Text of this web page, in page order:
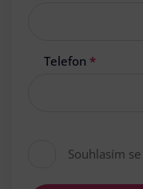
Telefon *
Souhlasím se